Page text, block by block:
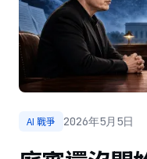
AI 戰爭 2026年5月5日